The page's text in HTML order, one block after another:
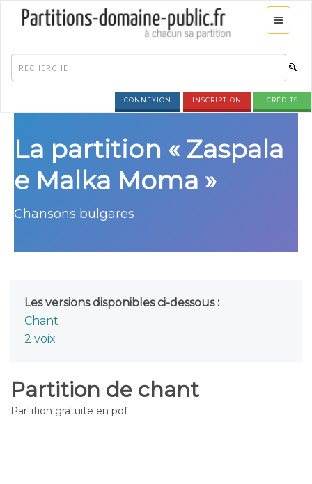
CONNEXION INSCRIPTION CRÉDITS
La partition « Zaspala
e Malka Moma »
Chansons bulgares
Les versions disponibles ci-dessous :
Chant
2 voix
Partition de chant
Partition gratuite en pdf